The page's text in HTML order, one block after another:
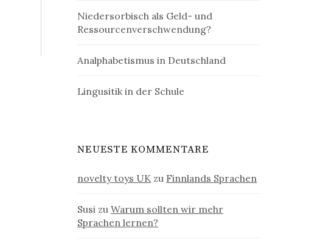
Niedersorbisch als Geld- und
Ressourcenverschwendung?
Analphabetismus in Deutschland
Lingusitik in der Schule
NEUESTE KOMMENTARE
novelty toys UK zu Finnlands Sprachen
Susi zuWarum sollten wir mehr
Sprachen lernen?